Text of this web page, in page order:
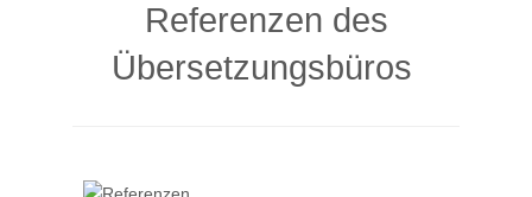
Referenzen des
Übersetzungsbüros